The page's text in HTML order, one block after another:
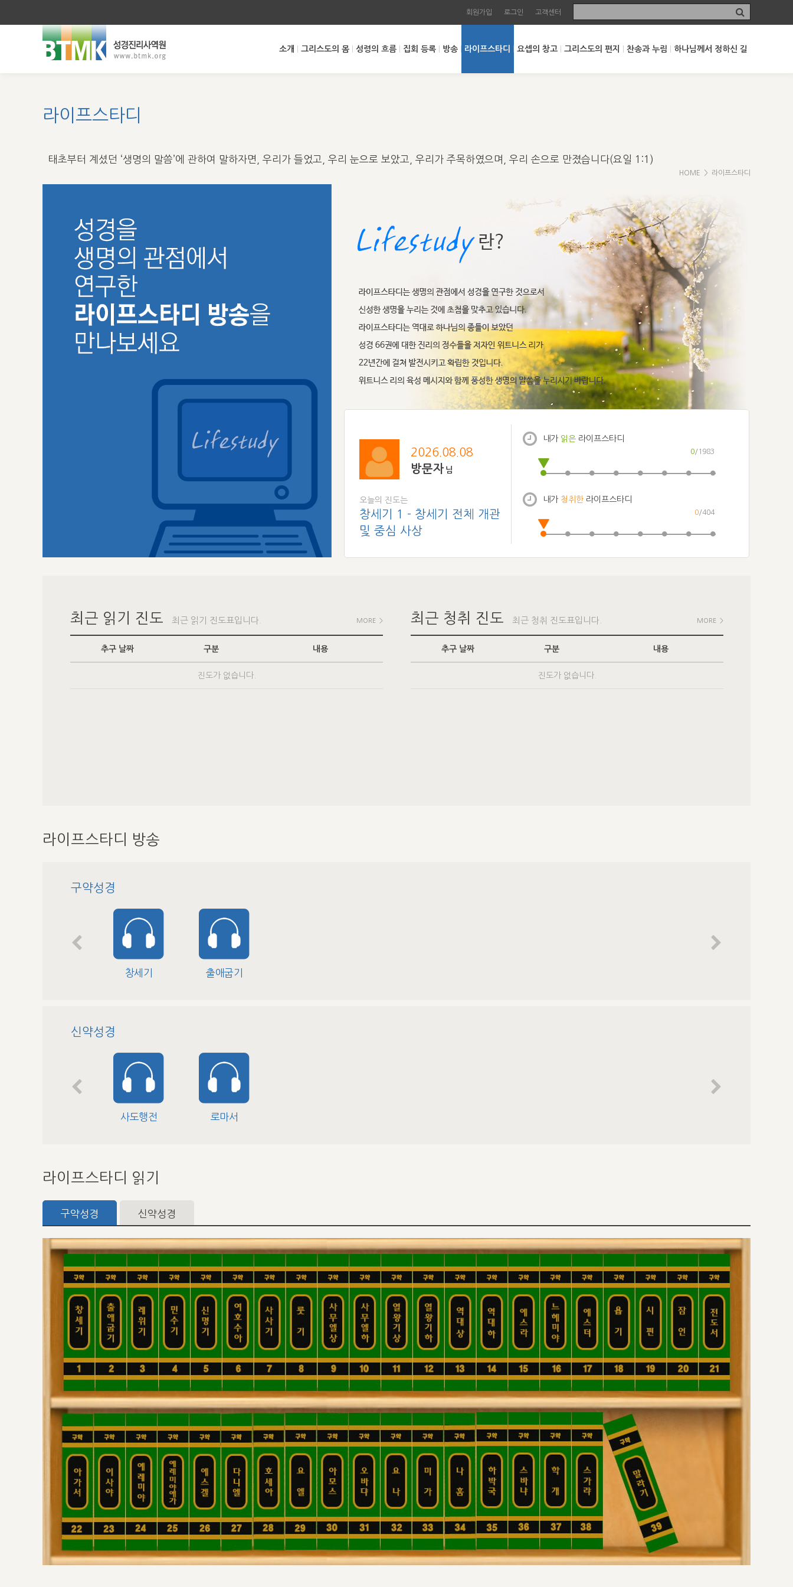
회원가입 로그인 고객센터
소개 그리스도의 몸 성령의 흐름 집회 등록 방송 라이프스타디 요셉의 창고 그리스도의 편지 찬송과 누림 하나님께서 정하신 길
라이프스타디
태초부터 계셨던 ‘생명의 말씀’에 관하여 말하자면, 우리가 들었고, 우리 눈으로 보았고, 우리가 주목하였으며, 우리 손으로 만졌습니다(요일 1:1)
HOME > 라이프스타디
2026.08.08
방문자 님
오늘의 진도는
창세기 1 - 창세기 전체 개관
및 중심 사상
내가 읽은 라이프스타디
0/1983
내가 청취한 라이프스타디
0/404
최근 읽기 진도 최근 읽기 진도표입니다. MORE >
추구 날짜 구분 내용
진도가 없습니다.
최근 청취 진도 최근 청취 진도표입니다. MORE >
추구 날짜 구분 내용
진도가 없습니다.
라이프스타디 방송
구약성경
창세기 출애굽기
신약성경
사도행전 로마서
라이프스타디 읽기
구약성경 신약성경